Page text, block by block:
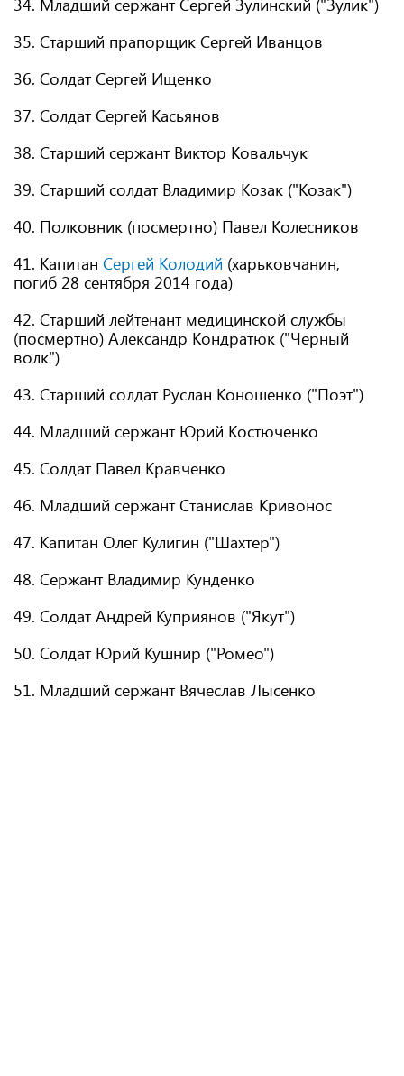
34. Младший сержант Сергей Зулинский ("Зулик")
35. Старший прапорщик Сергей Иванцов
36. Солдат Сергей Ищенко
37. Солдат Сергей Касьянов
38. Старший сержант Виктор Ковальчук
39. Старший солдат Владимир Козак ("Козак")
40. Полковник (посмертно) Павел Колесников
41. Капитан Сергей Колодий (харьковчанин,
погиб 28 сентября 2014 года)
42. Старший лейтенант медицинской службы
(посмертно) Александр Кондратюк ("Черный
волк")
43. Старший солдат Руслан Коношенко ("Поэт")
44. Младший сержант Юрий Костюченко
45. Солдат Павел Кравченко
46. Младший сержант Станислав Кривонос
47. Капитан Олег Кулигин ("Шахтер")
48. Сержант Владимир Кунденко
49. Солдат Андрей Куприянов ("Якут")
50. Солдат Юрий Кушнир ("Ромео")
51. Младший сержант Вячеслав Лысенко